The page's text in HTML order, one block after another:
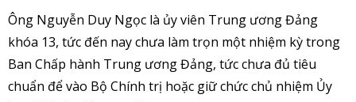
Ông Nguyễn Duy Ngọc là ủy viên Trung ương Đảng
khóa 13, tức đến nay chưa làm trọn một nhiệm kỳ trong
Ban Chấp hành Trung ương Đảng, tức chưa đủ tiêu
chuẩn để vào Bộ Chính trị hoặc giữ chức chủ nhiệm Ủy